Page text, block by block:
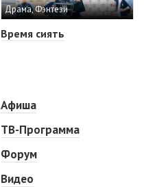
Драма, Фэнтези
Время сиять
Афиша
ТВ-Программа
Форум
Видео